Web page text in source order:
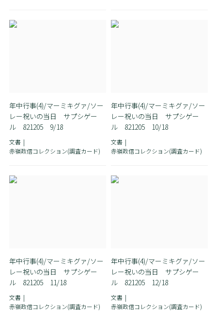
年中行事(4)/マーミキグァ/ソー
レー祝いの当日 サプシゲー
ル 821205 9/18
文書
赤嶺政信コレクション(調査カード)
年中行事(4)/マーミキグァ/ソー
レー祝いの当日 サプシゲー
ル 821205 10/18
文書
赤嶺政信コレクション(調査カード)
年中行事(4)/マーミキグァ/ソー
レー祝いの当日 サプシゲー
ル 821205 11/18
文書
赤嶺政信コレクション(調査カード)
年中行事(4)/マーミキグァ/ソー
レー祝いの当日 サプシゲー
ル 821205 12/18
文書
赤嶺政信コレクション(調査カード)